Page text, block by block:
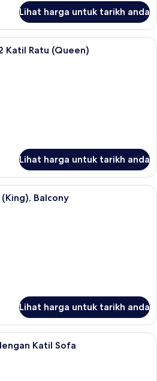
Lihat harga untuk tarikh anda
Standard Double Room, 2 Katil
Katil Ratu (Queen)
Lihat harga untuk tarikh anda
Deluxe Room, 1 Katil Raja (King),
(King), Balcony
Lihat harga untuk tarikh anda
Suite, 1 Katil Raja (King) dengan
Katil Sofa